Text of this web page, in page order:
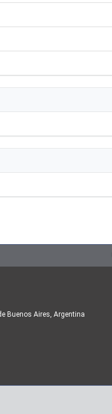
Buenos Aires, Argentina